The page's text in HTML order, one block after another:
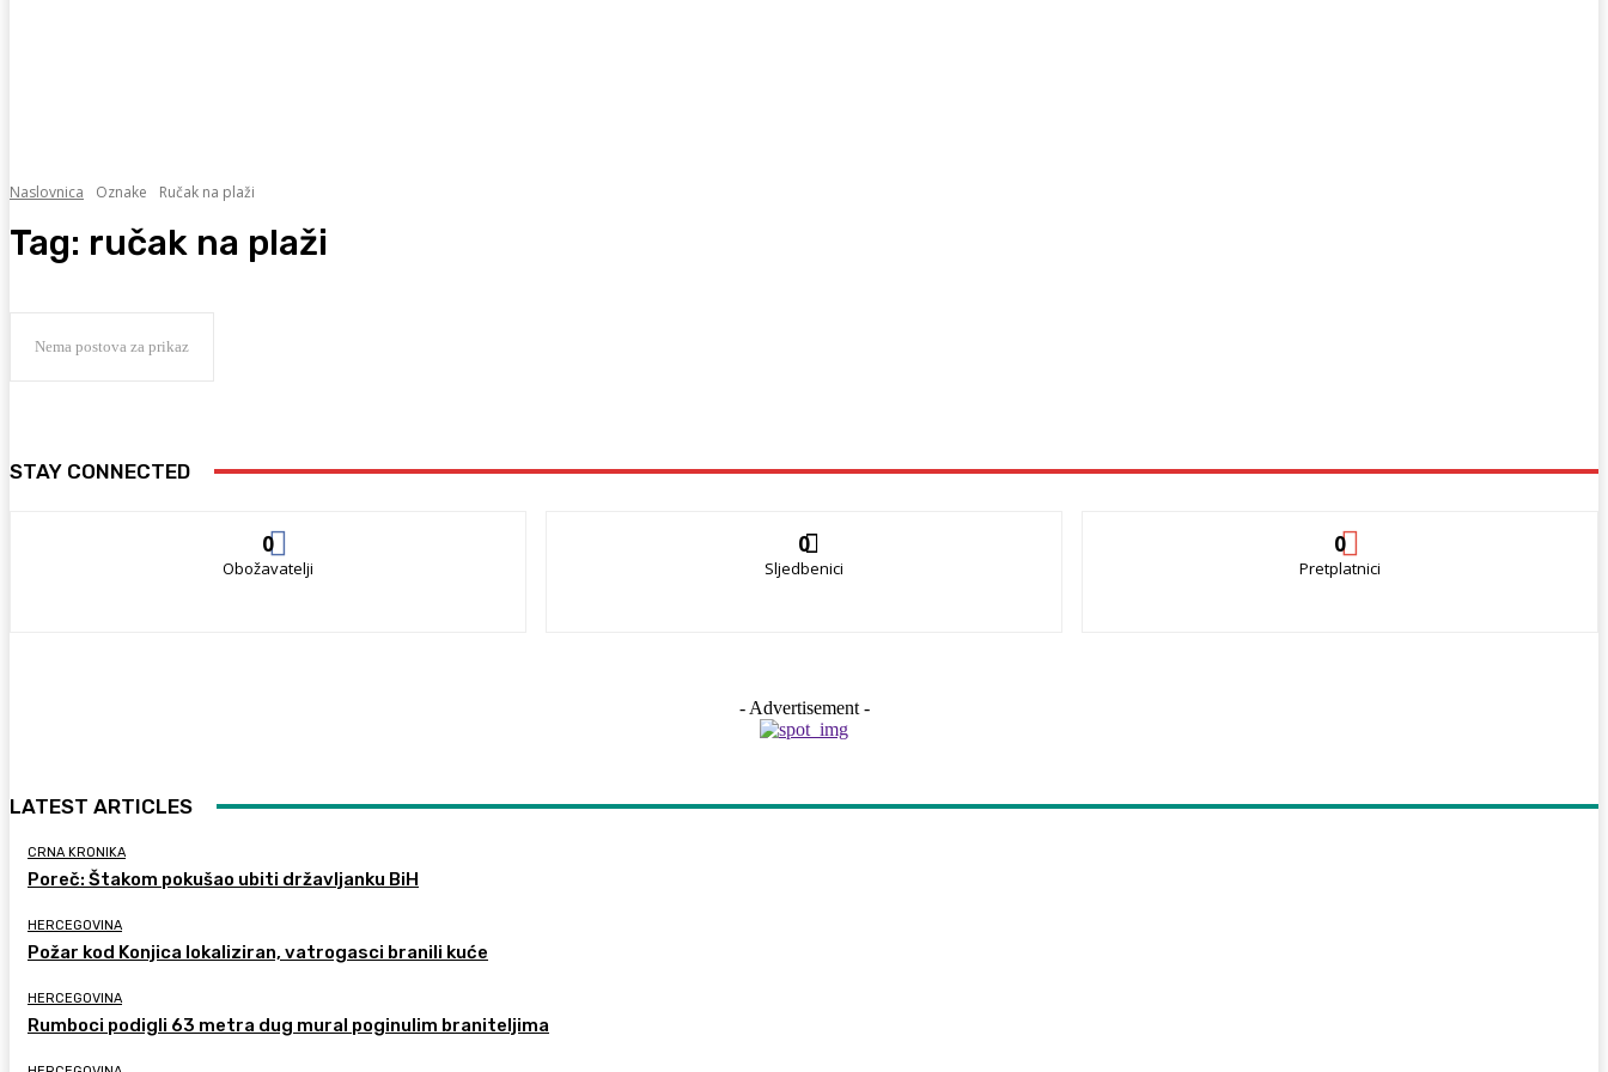
Naslovnica Oznake Ručak na plaži
Tag: ručak na plaži
Nema postova za prikaz
STAY CONNECTED
0
Obožavatelji
0
Sljedbenici
0
Pretplatnici
- Advertisement -
LATEST ARTICLES
CRNA KRONIKA
Poreč: Štakom pokušao ubiti državljanku BiH
HERCEGOVINA
Požar kod Konjica lokaliziran, vatrogasci branili kuće
HERCEGOVINA
Rumboci podigli 63 metra dug mural poginulim braniteljima